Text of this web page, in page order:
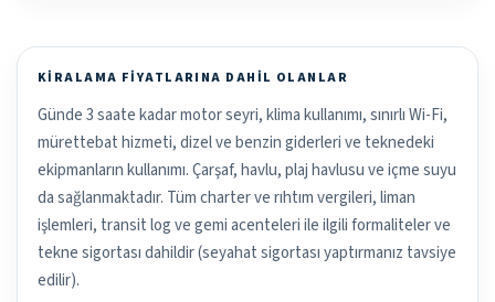
KIRALAMA FIYATLARINA DAHIL OLANLAR
Günde 3 saate kadar motor seyri, klima kullanımı, sınırlı Wi-Fi,
mürettebat hizmeti, dizel ve benzin giderleri ve teknedeki
ekipmanların kullanımı. Çarşaf, havlu, plaj havlusu ve içme suyu
da sağlanmaktadır. Tüm charter ve rıhtım vergileri, liman
işlemleri, transit log ve gemi acenteleri ile ilgili formaliteler ve
tekne sigortası dahildir (seyahat sigortası yaptırmanız tavsiye
edilir).